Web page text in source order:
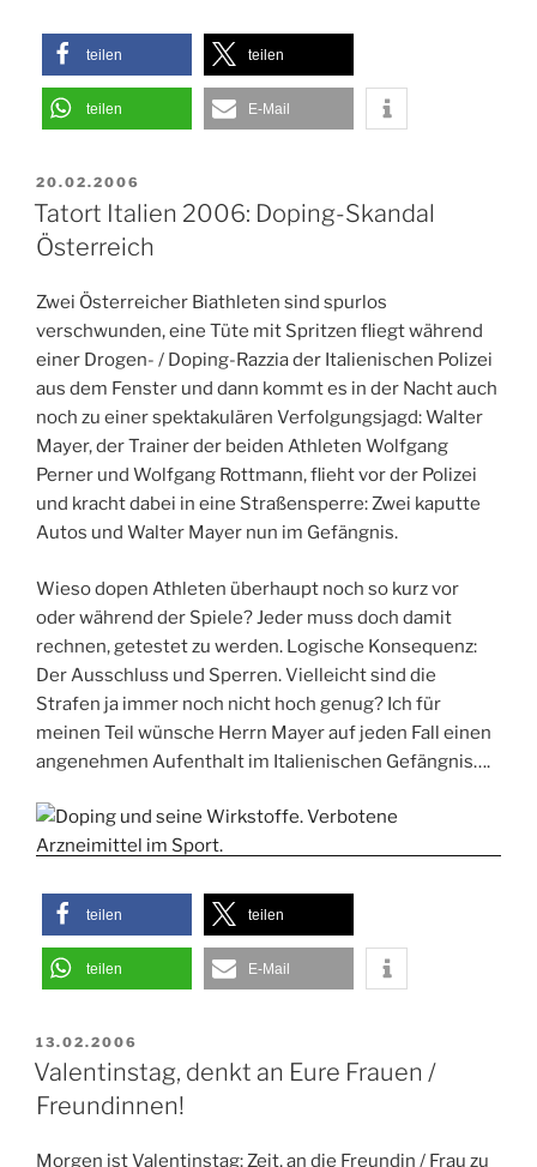
teilen teilen
teilen E-Mail
VERÖFFENTLICHT
AM
20.02.2006
Tatort Italien 2006: Doping-Skandal
Österreich
Zwei Österreicher Biathleten sind spurlos
verschwunden, eine Tüte mit Spritzen fliegt während
einer Drogen- / Doping-Razzia der Italienischen Polizei
aus dem Fenster und dann kommt es in der Nacht auch
noch zu einer spektakulären Verfolgungsjagd: Walter
Mayer, der Trainer der beiden Athleten Wolfgang
Perner und Wolfgang Rottmann, flieht vor der Polizei
und kracht dabei in eine Straßensperre: Zwei kaputte
Autos und Walter Mayer nun im Gefängnis.
Wieso dopen Athleten überhaupt noch so kurz vor
oder während der Spiele? Jeder muss doch damit
rechnen, getestet zu werden. Logische Konsequenz:
Der Ausschluss und Sperren. Vielleicht sind die
Strafen ja immer noch nicht hoch genug? Ich für
meinen Teil wünsche Herrn Mayer auf jeden Fall einen
angenehmen Aufenthalt im Italienischen Gefängnis….
teilen teilen
teilen E-Mail
VERÖFFENTLICHT
AM
13.02.2006
Valentinstag, denkt an Eure Frauen /
Freundinnen!
Morgen ist Valentinstag: Zeit, an die Freundin / Frau zu